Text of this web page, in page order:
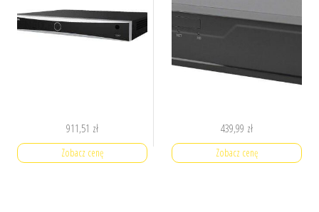
911,51 zł
Zobacz cenę
439,99 zł
Zobacz cenę